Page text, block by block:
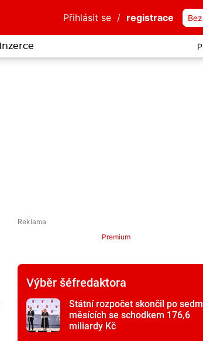
Přihlásit se / registrace
Inzerce
Premium
Výběr šéfredaktora
Státní rozpočet skončil po
měsících se schodkem 176,6
miliardy Kč